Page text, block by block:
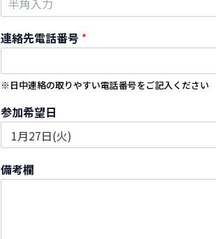
連絡先電話番号 *
※日中連絡の取りやすい電話番号をご記入ください
参加希望日
備考欄